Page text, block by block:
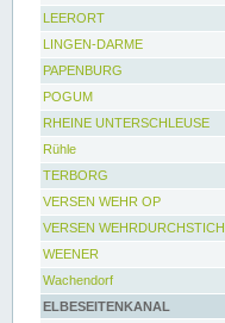
LEERORT
LINGEN-DARME
PAPENBURG
POGUM
RHEINE UNTERSCHLEUSE
Rühle
TERBORG
VERSEN WEHR OP
VERSEN WEHRDURCHSTICH
WEENER
Wachendorf
ELBESEITENKANAL